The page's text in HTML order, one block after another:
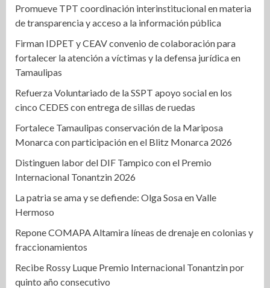
Promueve TPT coordinación interinstitucional en materia
de transparencia y acceso a la información pública
Firman IDPET y CEAV convenio de colaboración para
fortalecer la atención a víctimas y la defensa jurídica en
Tamaulipas
Refuerza Voluntariado de la SSPT apoyo social en los
cinco CEDES con entrega de sillas de ruedas
Fortalece Tamaulipas conservación de la Mariposa
Monarca con participación en el Blitz Monarca 2026
Distinguen labor del DIF Tampico con el Premio
Internacional Tonantzin 2026
La patria se ama y se defiende: Olga Sosa en Valle
Hermoso
Repone COMAPA Altamira líneas de drenaje en colonias y
fraccionamientos
Recibe Rossy Luque Premio Internacional Tonantzin por
quinto año consecutivo